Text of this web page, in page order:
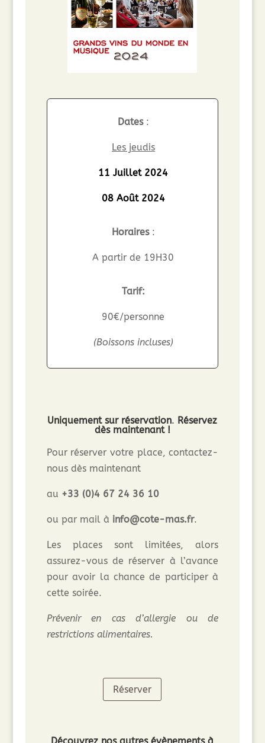
Dates:
Les jeudis
11 Juillet 2024
08 Août 2024
Horaires :
A partir de 19H30
Tarif:
90€/personne
(Boissons incluses)
Uniquement sur réservation. Réservez
dès maintenant !
Pour réserver votre place, contactez-
nous dès maintenant
au +33 (0)4 67 24 36 10
ou par mail à info@cote-mas.fr.
Les places sont limitées, alors
assurez-vous de réserver à l’avance
pour avoir la chance de participer à
cette soirée.
Prévenir en cas d’allergie ou de
restrictions alimentaires.
Réserver